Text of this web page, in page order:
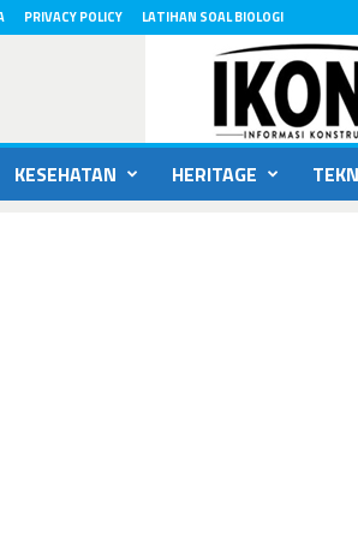
PRIVACY POLICY LATIHAN SOAL BIOLOGI
KESEHATAN HERITAGE